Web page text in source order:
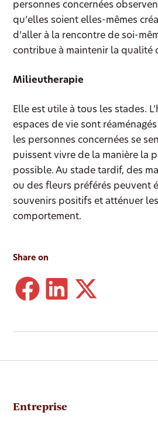
personnes concernées
qu’elles soient elles-mêmes
d’aller à la rencontre de soi-
contribue à maintenir la qualité
Milieutherapie
Elle est utile à tous les stades.
espaces de vie sont
les personnes concernées se
puissent vivre de la manière la
possible. Au stade tardif, des
ou des fleurs préférés peuvent
souvenirs positifs et atténuer
comportement.
Share on
Entreprise